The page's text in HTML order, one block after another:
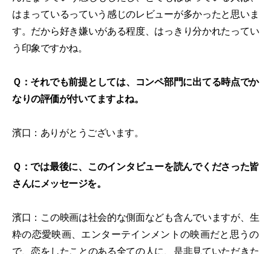
はまっているっていう感じのレビューが多かったと思いま
す。だから好き嫌いがある程度、はっきり分かれたってい
う印象ですかね。
Ｑ：それでも前提としては、コンペ部門に出てる時点でか
なりの評価が付いてますよね。
濱口：ありがとうございます。
Ｑ：では最後に、このインタビューを読んでくださった皆
さんにメッセージを。
濱口：この映画は社会的な側面なども含んでいますが、生
粋の恋愛映画、エンターテインメントの映画だと思うの
で、恋をしたことのある全ての人に、是非見ていただきた